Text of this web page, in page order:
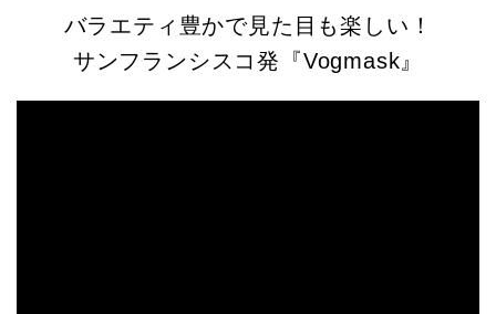
バラエティ豊かで見た目も楽しい！
サンフランシスコ発『Vogmask』